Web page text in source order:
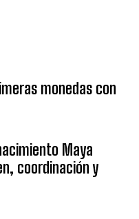
monedas con
Maya
coordinación y